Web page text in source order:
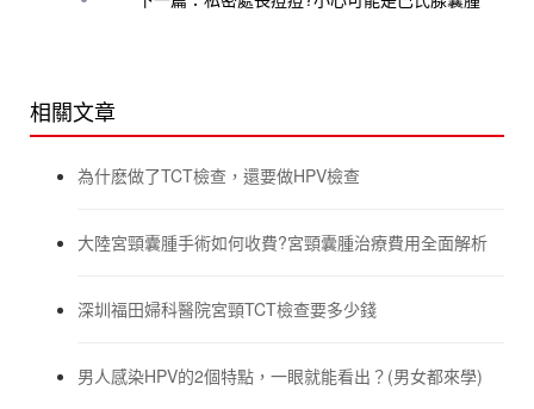
相關文章
為什麽做了TCT檢查，還要做HPV檢查
大陸宮頸囊腫手術如何收費?宮頸囊腫治療費用全面解析
深圳福田婦科醫院宮頸TCT檢查要多少錢
男人感染HPV的2個特點，一眼就能看出？(男女都來學)